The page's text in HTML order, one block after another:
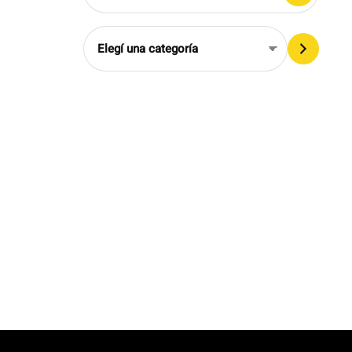
Elegí
una
categoría